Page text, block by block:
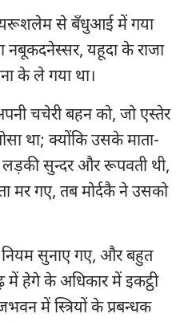
यरूशलेम से बँधुआई में गया
नबूकदनेस्सर, यहूदा के राजा
के ले गया था।
चचेरी बहन को, जो एस्तेर
था; क्योंकि उसके माता-
सुन्दर और रूपवती थी,
मर गए, तब मोर्दकै ने उसको
सुनाए गए, और बहुत
में हेगे के अधिकार में इकट्ठी
में स्त्रियों के प्रबन्धक